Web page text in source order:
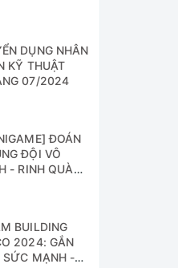
DỤNG NHÂN
KỸ THUẬT
07/2024
ĐOÁN
ĐỘI VÔ
- RINH QUÀ
BUILDING
2024: GẮN
SỨC MẠNH -